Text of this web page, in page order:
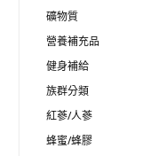
礦物質
營養補充品
健身補給
族群分類
紅蔘/人蔘
蜂蜜/蜂膠